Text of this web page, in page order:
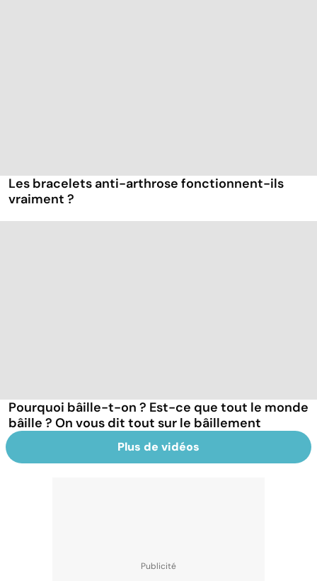
Les bracelets anti-arthrose fonctionnent-ils
vraiment ?
Pourquoi bâille-t-on ? Est-ce que tout le monde
bâille ? On vous dit tout sur le bâillement
Plus de vidéos